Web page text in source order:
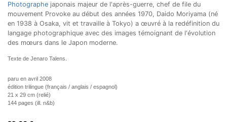
Photographe japonais majeur de l'après-guerre, chef de file du
mouvement Provoke au début des années 1970, Daido Moriyama (né
en 1938 à Osaka, vit et travaille à Tokyo) a œuvré à la redéfinition du
langage photographique avec des images témoignant de l'évolution
des mœurs dans le Japon moderne.
Texte de Jenaro Talens.
paru en avril 2008
édition trilingue (français / anglais / espagnol)
21 x 29 cm (relié)
144 pages (ill. n&b)